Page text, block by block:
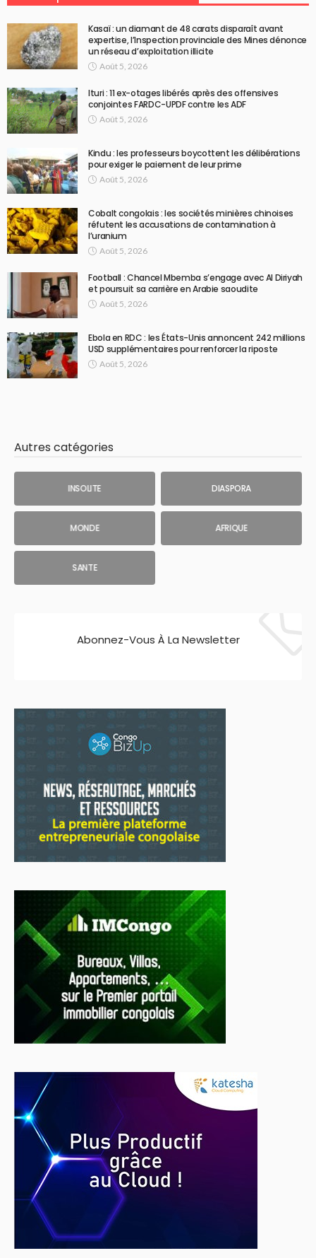
Kasaï : un diamant de 48 carats disparaît avant
expertise, l’Inspection provinciale des Mines dénonce
un réseau d’exploitation illicite
Août 5, 2026
Ituri : 11 ex-otages libérés après des offensives
conjointes FARDC-UPDF contre les ADF
Août 5, 2026
Kindu : les professeurs boycottent les délibérations
pour exiger le paiement de leur prime
Août 5, 2026
Cobalt congolais : les sociétés minières chinoises
réfutent les accusations de contamination à
l’uranium
Août 5, 2026
Football : Chancel Mbemba s’engage avec Al Diriyah
et poursuit sa carrière en Arabie saoudite
Août 5, 2026
Ebola en RDC : les États-Unis annoncent 242 millions
USD supplémentaires pour renforcer la riposte
Août 5, 2026
Autres catégories
INSOLITE DIASPORA
MONDE AFRIQUE
SANTE
Abonnez-Vous À La Newsletter